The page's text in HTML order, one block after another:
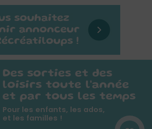
Des sorties et des
loisirs toute l'année
et par tous les temps
Pour les enfants, les ados,
et les familles !